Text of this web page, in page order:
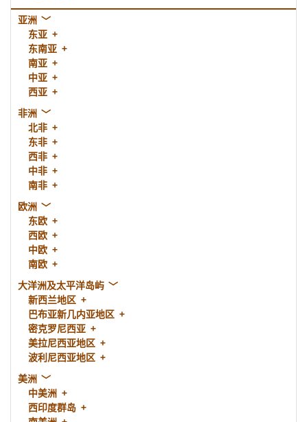
亚洲
东亚
东南亚
南亚
中亚
西亚
非洲
北非
东非
西非
中非
南非
欧洲
东欧
西欧
中欧
南欧
大洋洲及太平洋岛屿
新西兰地区
巴布亚新几内亚地区
密克罗尼西亚
美拉尼西亚地区
波利尼西亚地区
美洲
中美洲
西印度群岛